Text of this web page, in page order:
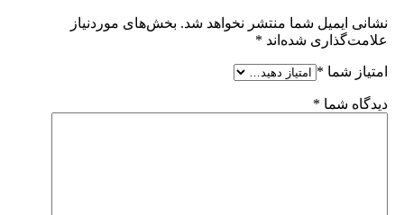
نشانی ایمیل شما منتشر نخواهد شد. بخش‌های موردنیاز
علامت‌گذاری شده‌اند *
امتیاز شما *
دیدگاه شما *